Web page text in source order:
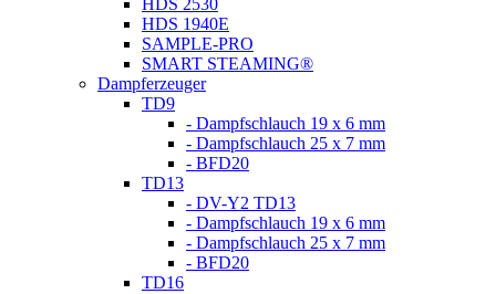
HDS 2530
HDS 1940E
SAMPLE-PRO
SMART STEAMING®
Dampferzeuger
TD9
- Dampfschlauch 19 x 6 mm
- Dampfschlauch 25 x 7 mm
- BFD20
TD13
- DV-Y2 TD13
- Dampfschlauch 19 x 6 mm
- Dampfschlauch 25 x 7 mm
- BFD20
TD16